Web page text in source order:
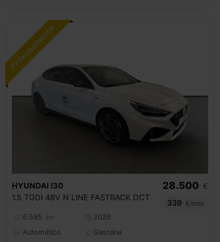
HYUNDAI I30
1.5 TGDI 48V N LINE FASTBACK DCT
6.585 km
2026
Automático
Gasolina
28.500 €
339
€/mes